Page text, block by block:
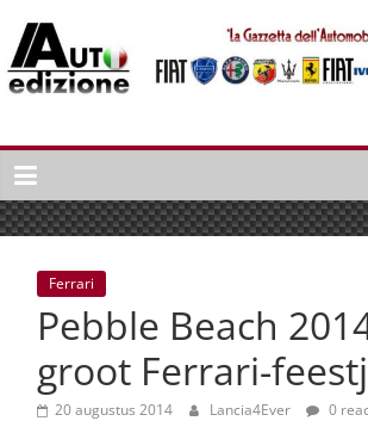
naar
inhoud
Auto
Edizione
La
Gazetta
dell'Automobile
Italiana
autonieuws
Ferrari
Pebble Beach
groot Ferrari-
20 augustus 2014 Lancia4Ever 0